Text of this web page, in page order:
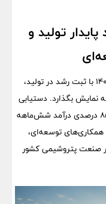
تولید و
شرکت مبین انرژی خلیج فارس در شهریور ۱۴۰۴ با ثبت رشد در تولید،
نمایش بگذارد. دستیابی
به رکوردهای تازه در تولید و فروش، افزایش ۸۵ درصدی درآمد شش‌ماهه
توسعه‌ای،
صنعت پتروشیمی کشور